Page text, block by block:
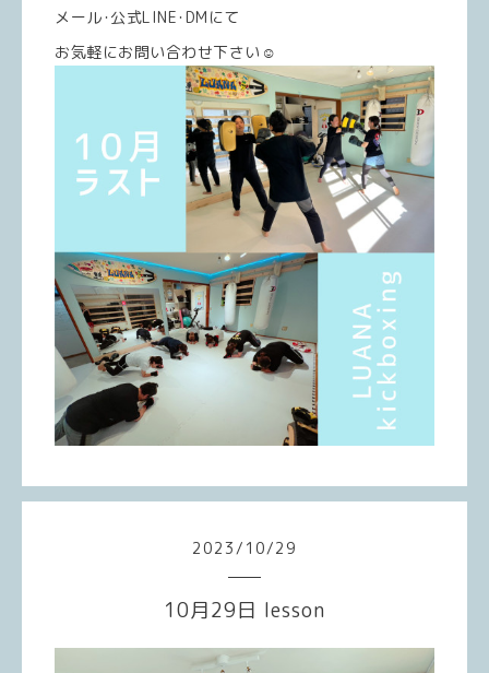
メール･公式LINE･DMにて
お気軽にお問い合わせ下さい☺️
2023/ 10/29
10月29日 lesson